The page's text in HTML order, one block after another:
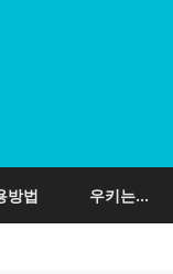
방법 우키는…